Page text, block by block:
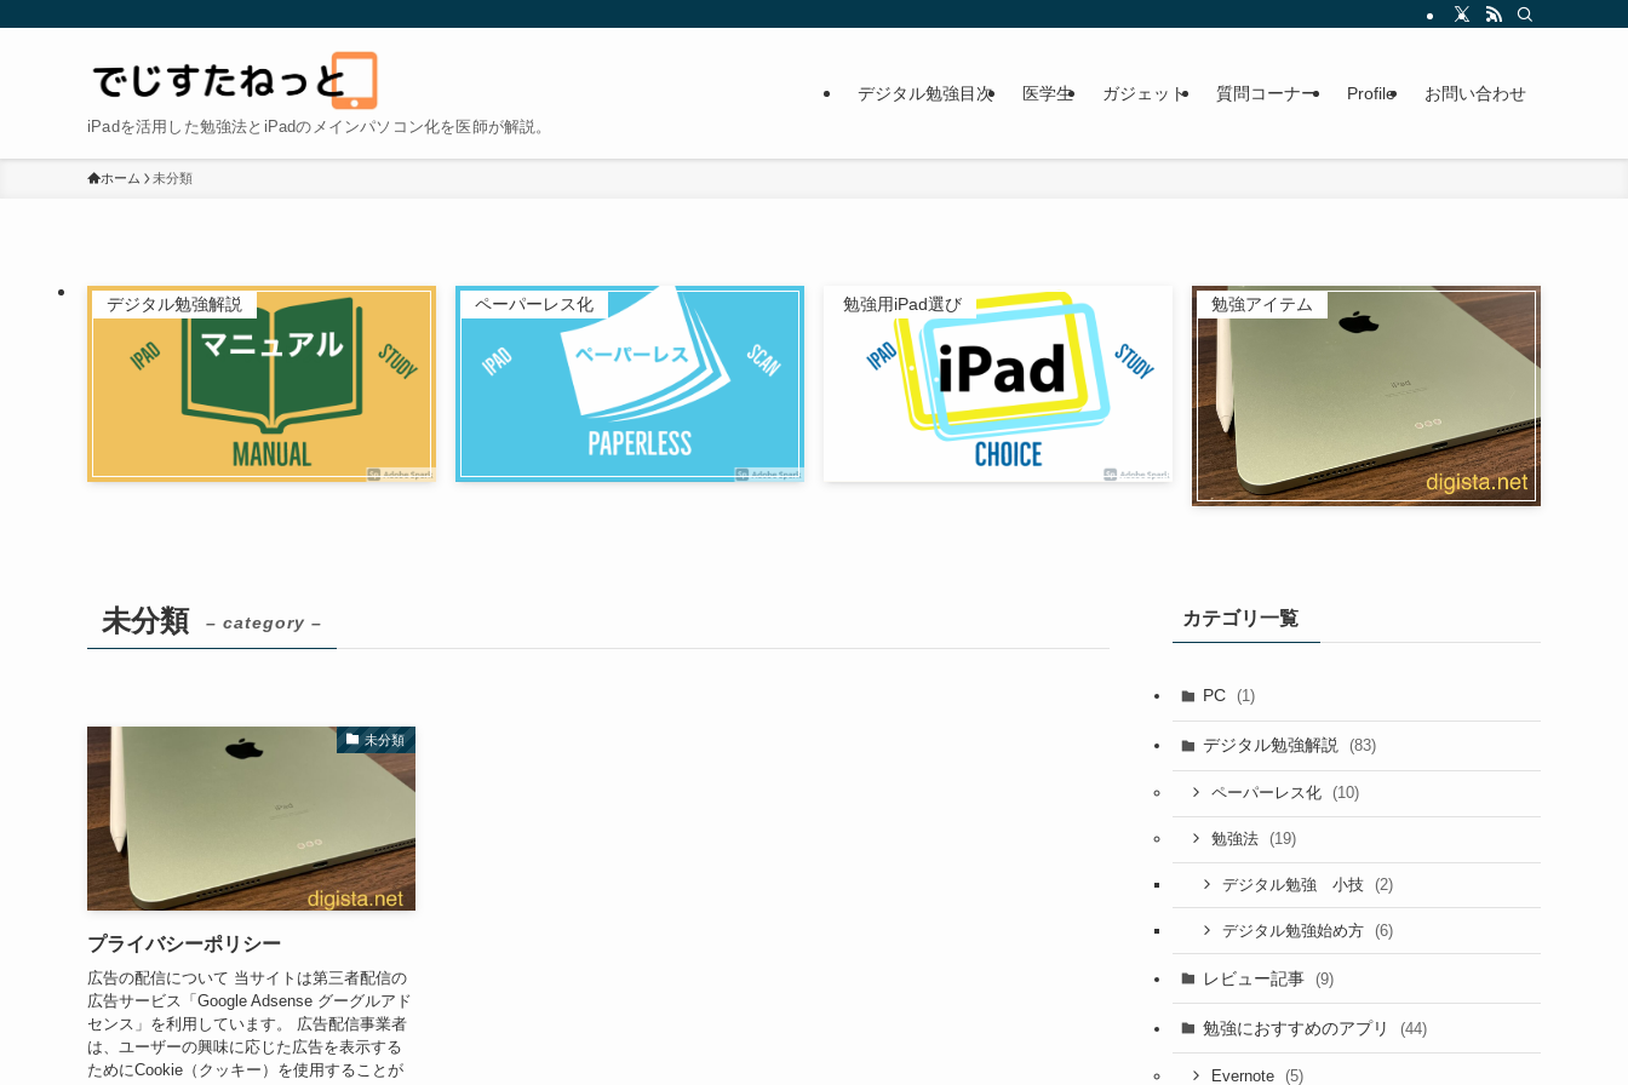
iPadを活用した勉強法とiPadのメインパソコン化を医師が解説。
デジタル勉強目次 医学生 ガジェット 質問コーナー Profile お問い合わせ
ホーム 未分類
デジタル勉強解説 ペーパーレス化 勉強用iPad選び 勉強アイテム
未分類 – category –
未分類
プライバシーポリシー
広告の配信について 当サイトは第三者配信の
広告サービス「Google Adsense グーグルアド
センス」を利用しています。 広告配信事業者
は、ユーザーの興味に応じた広告を表示する
ためにCookie（クッキー）を使用することが
カテゴリ一覧
PC (1)
デジタル勉強解説 (83)
ペーパーレス化 (10)
勉強法 (19)
デジタル勉強 小技 (2)
デジタル勉強始め方 (6)
レビュー記事 (9)
勉強におすすめのアプリ (44)
Evernote (5)